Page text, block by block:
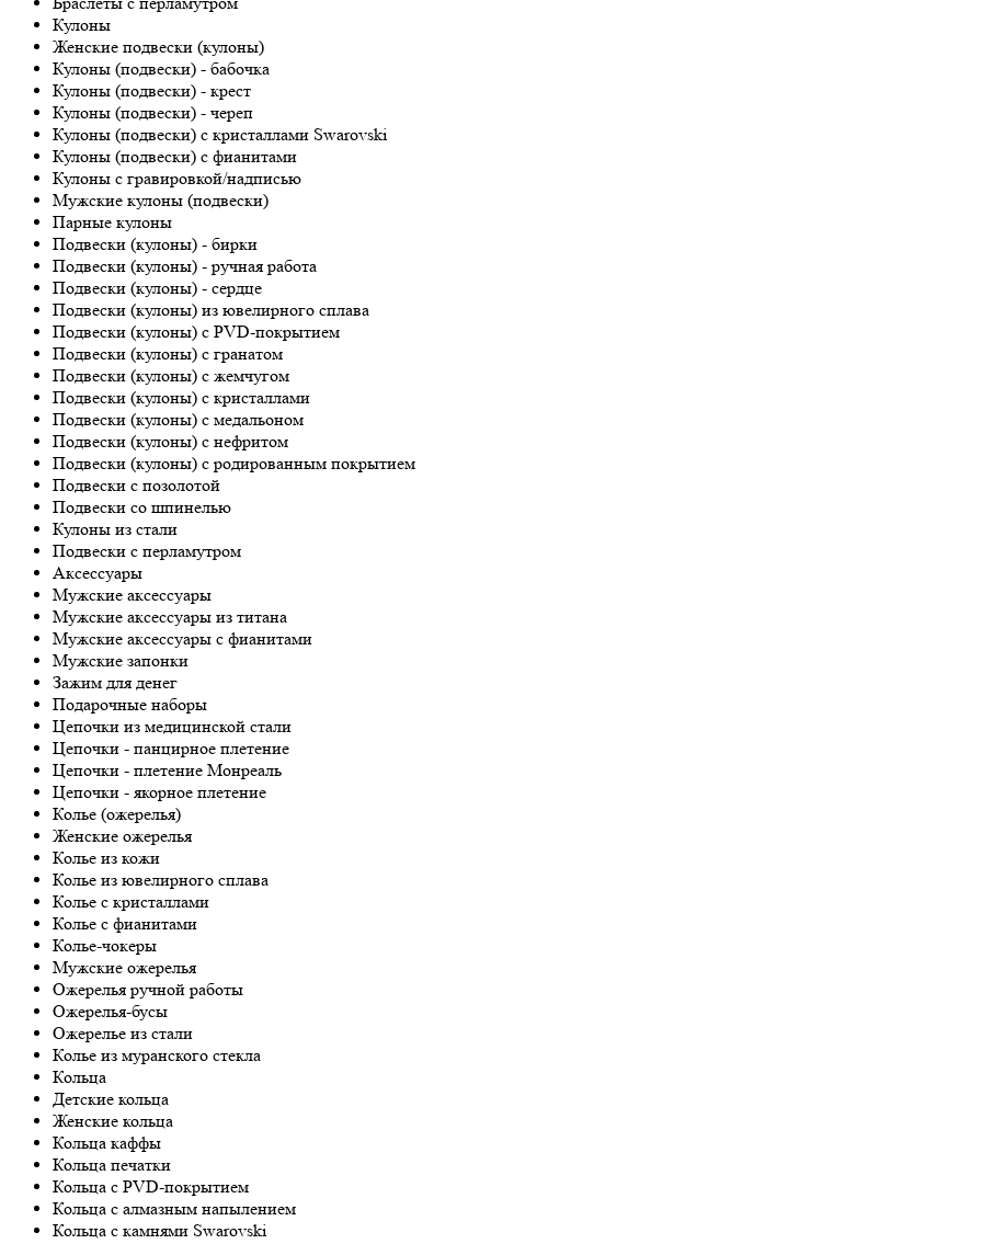
Кулоны
Женские подвески (кулоны)
Кулоны (подвески) - бабочка
Кулоны (подвески) - крест
Кулоны (подвески) - череп
Кулоны (подвески) с кристаллами Swarovski
Кулоны (подвески) с фианитами
Кулоны с гравировкой/надписью
Мужские кулоны (подвески)
Парные кулоны
Подвески (кулоны) - бирки
Подвески (кулоны) - ручная работа
Подвески (кулоны) - сердце
Подвески (кулоны) из ювелирного сплава
Подвески (кулоны) с PVD-покрытием
Подвески (кулоны) с гранатом
Подвески (кулоны) с жемчугом
Подвески (кулоны) с кристаллами
Подвески (кулоны) с медальоном
Подвески (кулоны) с нефритом
Подвески (кулоны) с родированным покрытием
Подвески с позолотой
Подвески со шпинелью
Кулоны из стали
Подвески с перламутром
Аксессуары
Мужские аксессуары
Мужские аксессуары из титана
Мужские аксессуары с фианитами
Мужские запонки
Зажим для денег
Подарочные наборы
Цепочки из медицинской стали
Цепочки - панцирное плетение
Цепочки - плетение Монреаль
Цепочки - якорное плетение
Колье (ожерелья)
Женские ожерелья
Колье из кожи
Колье из ювелирного сплава
Колье с кристаллами
Колье с фианитами
Колье-чокеры
Мужские ожерелья
Ожерелья ручной работы
Ожерелья-бусы
Ожерелье из стали
Колье из муранского стекла
Кольца
Детские кольца
Женские кольца
Кольца каффы
Кольца печатки
Кольца с PVD-покрытием
Кольца с алмазным напылением
Кольца с камнями Swarovski